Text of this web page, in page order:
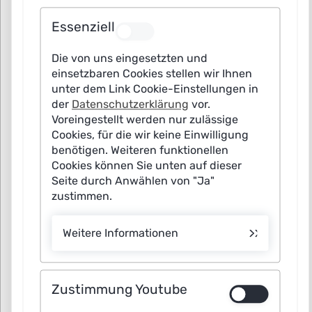
Alle
KI-Entwicklungsprojekt
KI-Anbieter
KI-Anwender
Art der Institution
University/Research Institution
Start-up
KMU
Alle KI-Technologien
Datenmanagement und -analyse
Anwendungsmarkt (Branche)
Essenziell
Die von uns eingesetzten und
einsetzbaren Cookies stellen wir Ihnen
unter dem Link Cookie-Einstellungen in
der Datenschutzerklärung vor.
Voreingestellt werden nur zulässige
Cookies, für die wir keine Einwilligung
benötigen. Weiteren funktionellen
Cookies können Sie unten auf dieser
Seite durch Anwählen von "Ja"
zustimmen.
Weitere Informationen
Zustimmung Youtube